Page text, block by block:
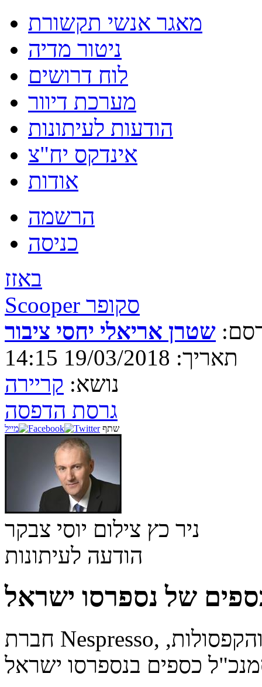
מאגר אנשי תקשורת
ניטור מדיה
לוח דרושים
מערכת דיוור
הודעות לעיתונות
אינדקס יח"צ
אודות
הרשמה
כניסה
באזז
Scooper סקופר
שטרן אריאלי יחסי ציבור
תאריך: 19/03/2018 14:15
נושא: קריירה
גרסת הדפסה
שתף מייל
ניר כץ צילום יוסי צבקר
הודעה לעיתונות
של נספרסו ישראל
חברת Nespresso, החברה המובילה בתחום הקפה והקפסולות,